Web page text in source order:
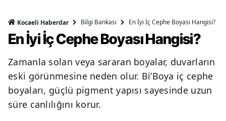
Kocaeli Haberdar Bilgi Bankası En İyi İç Cephe Boyası Hangisi?
En İyi İç Cephe Boyası Hangisi?
Zamanla solan veya sararan boyalar, duvarların
eski görünmesine neden olur. Bi’Boya iç cephe
boyaları, güçlü pigment yapısı sayesinde uzun
süre canlılığını korur.